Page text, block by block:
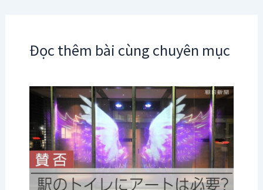
Đọc thêm bài cùng chuyên mục